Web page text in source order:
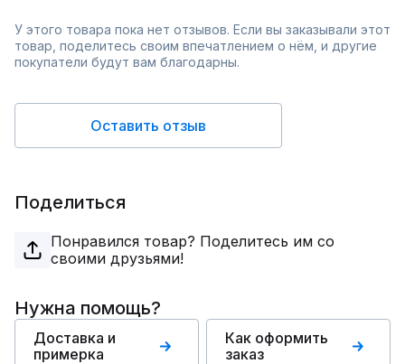
У этого товара пока нет отзывов. Если вы заказывали этот
товар, поделитесь своим впечатлением о нём, и другие
покупатели будут вам благодарны.
Оставить отзыв
Поделиться
Понравился товар? Поделитесь им со
своими друзьями!
Нужна помощь?
Доставка и
примерка
Как оформить
заказ